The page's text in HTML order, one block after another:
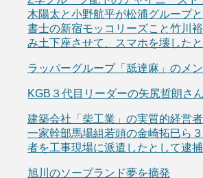
木陽太と小野航平が松浦グループ
書士の新宿モッコリーズこと竹川
み土下座させて、スマホを壊した
ラッパーグループ「舐達麻」のメ
KGB３代目リーダーの矢尻哲朗さん
建築会社「柴工業」の実質的経営
一家幹部馬場組若頭の金崎拓巳ら
者を工事現場に派遣したとして逮捕
旭川のソープランド夢を摘発